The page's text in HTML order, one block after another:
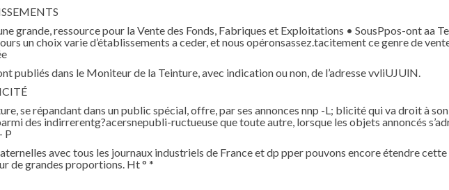
grande, ressource pour la Vente des Fonds, Fabriques et Exploitations • SousPpos-ont aa
un choix varie d’établissements a ceder, et nous opéronsassez.tacitement ce genre de
publiés dans le Moniteur de la Teinture, avec indication ou non, de l’adresse vvliUJUlN.
se répandant dans un public spécial, offre, par ses annonces nnp -L; blicité qui va droit à
des indirrerentg?acersnepubli-ructueuse que toute autre, lorsque les objets annoncés
P
avec tous les journaux industriels de France et dp pper pouvons encore étendre
de grandes proportions. Ht ° *